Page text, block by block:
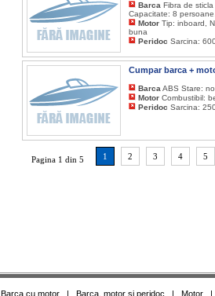
Barca Fibra de
Capacitate: 8
Motor Tip: inboard,
buna
Peridoc Sarcina:
Cumpar barca +
Barca ABS Stare:
Motor Combustibil:
Peridoc Sarcina:
Pagina 1 din 5 1 2 3 4 5
Barca cu motor | Barca, motor si peridoc | Motor